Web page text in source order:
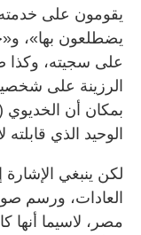
يقومون على خدمته
يضطلعون بها»،
على سجيته، وكذا
الرزينة على
بمكان أن
الوحيد الذي قابلته
لكن ينبغي
العادات، ورسم
مصر، لاسيما أنها